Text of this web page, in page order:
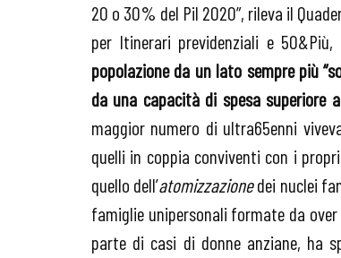
20 o 30% del Pil 2020”, rileva il
per Itinerari previdenziali e
popolazione da un lato sempre più
da una capacità di spesa superiore
maggior numero di ultra65enni
quelli in coppia conviventi con i
quello dell’atomizzazionedei nuclei
famiglie unipersonali formate da
parte di casi di donne anziane, ha